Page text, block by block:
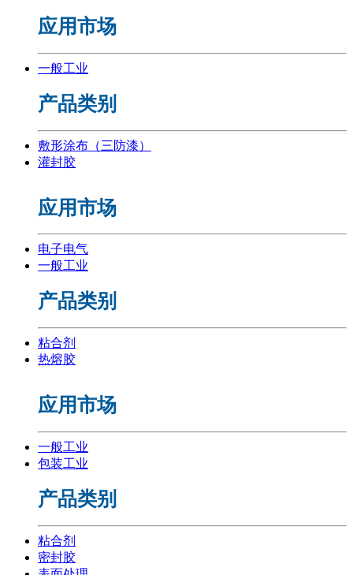
应用市场
一般工业
产品类别
敷形涂布（三防漆）
灌封胶
应用市场
电子电气
一般工业
产品类别
粘合剂
热熔胶
应用市场
一般工业
包装工业
产品类别
粘合剂
密封胶